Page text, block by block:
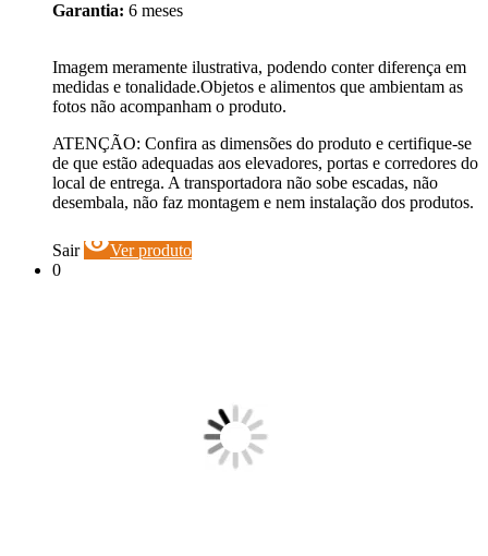
Garantia: 6 meses
Imagem meramente ilustrativa, podendo conter diferença em
medidas e tonalidade.Objetos e alimentos que ambientam as
fotos não acompanham o produto.
ATENÇÃO: Confira as dimensões do produto e certifique-se
de que estão adequadas aos elevadores, portas e corredores do
local de entrega. A transportadora não sobe escadas, não
desembala, não faz montagem e nem instalação dos produtos.
Sair visibilityVer produto
0